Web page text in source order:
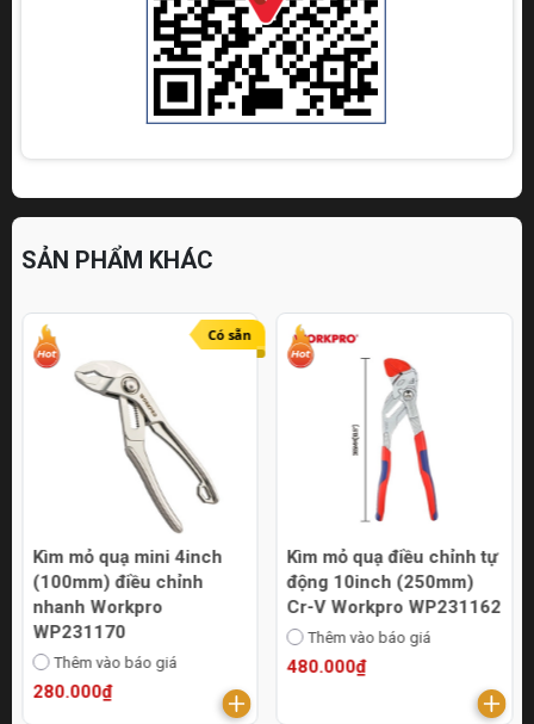
SẢN PHẨM KHÁC
Có sẵn
Kìm mỏ quạ mini 4inch
(100mm) điều chỉnh
nhanh Workpro
WP231170
Thêm vào báo giá
280.000₫
Kìm mỏ quạ điều chỉnh tự
động 10inch (250mm)
Cr-V Workpro WP231162
Thêm vào báo giá
480.000₫